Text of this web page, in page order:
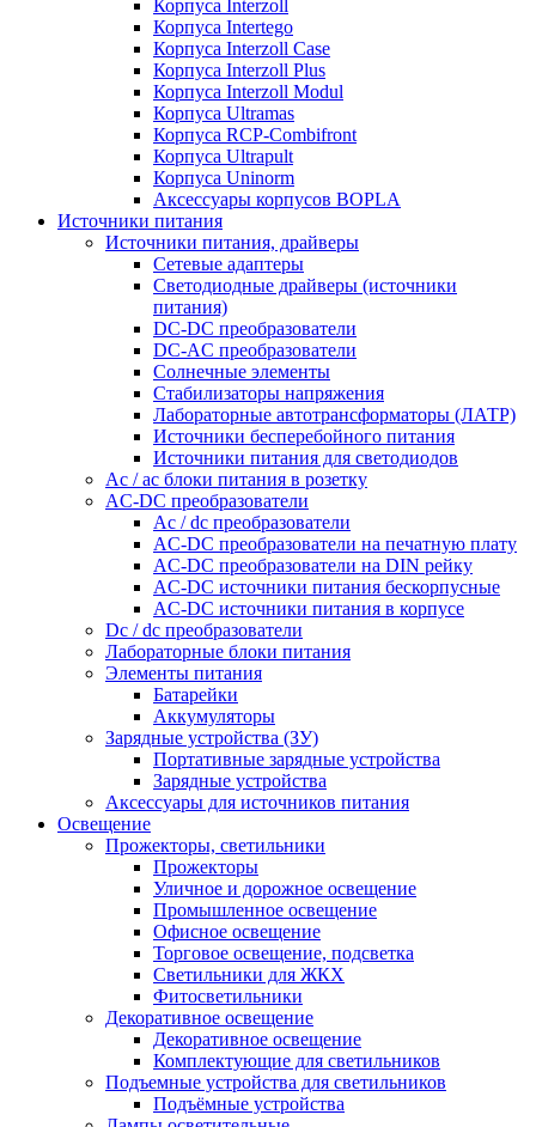
Корпуса Interzoll
Корпуса Intertego
Корпуса Interzoll Case
Корпуса Interzoll Plus
Корпуса Interzoll Modul
Корпуса Ultramas
Корпуса RCP-Combifront
Корпуса Ultrapult
Корпуса Uninorm
Аксессуары корпусов BOPLA
Источники питания
Источники питания, драйверы
Сетевые адаптеры
Светодиодные драйверы (источники
питания)
DC-DC преобразователи
DC-AC преобразователи
Солнечные элементы
Стабилизаторы напряжения
Лабораторные автотрансформаторы (ЛАТР)
Источники бесперебойного питания
Источники питания для светодиодов
Ac / ac блоки питания в розетку
AC-DC преобразователи
Ac / dc преобразователи
AC-DC преобразователи на печатную плату
AC-DC преобразователи на DIN рейку
AC-DC источники питания бескорпусные
AC-DC источники питания в корпусе
Dc / dc преобразователи
Лабораторные блоки питания
Элементы питания
Батарейки
Аккумуляторы
Зарядные устройства (ЗУ)
Портативные зарядные устройства
Зарядные устройства
Аксессуары для источников питания
Освещение
Прожекторы, светильники
Прожекторы
Уличное и дорожное освещение
Промышленное освещение
Офисное освещение
Торговое освещение, подсветка
Светильники для ЖКХ
Фитосветильники
Декоративное освещение
Декоративное освещение
Комплектующие для светильников
Подъемные устройства для светильников
Подъёмные устройства